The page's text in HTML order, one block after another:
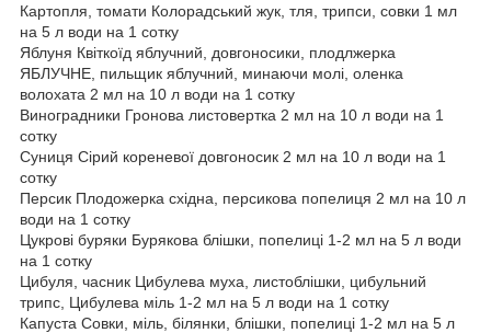
Картопля, томати Колорадський жук, тля, трипси, совки 1 мл
на 5 л води на 1 сотку
Яблуня Квіткоїд яблучний, довгоносики, плодлжерка
ЯБЛУЧНЕ, пильщик яблучний, минаючи молі, оленка
волохата 2 мл на 10 л води на 1 сотку
Виноградники Гронова листовертка 2 мл на 10 л води на 1
сотку
Суниця Сірий кореневої довгоносик 2 мл на 10 л води на 1
сотку
Персик Плодожерка східна, персикова попелиця 2 мл на 10 л
води на 1 сотку
Цукрові буряки Бурякова блішки, попелиці 1-2 мл на 5 л води
на 1 сотку
Цибуля, часник Цибулева муха, листоблішки, цибульний
трипс, Цибулева міль 1-2 мл на 5 л води на 1 сотку
Капуста Совки, міль, білянки, блішки, попелиці 1-2 мл на 5 л